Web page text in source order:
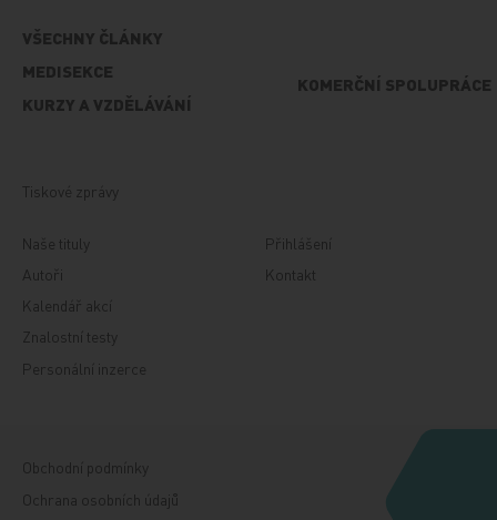
VŠECHNY ČLÁNKY
MEDISEKCE
KURZY A VZDĚLÁVÁNÍ
KOMERČNÍ SPOLUPRÁCE
Tiskové zprávy
Naše tituly
Autoři
Kalendář akcí
Znalostní testy
Personální inzerce
Přihlášení
Kontakt
Obchodní podmínky
Ochrana osobních údajů